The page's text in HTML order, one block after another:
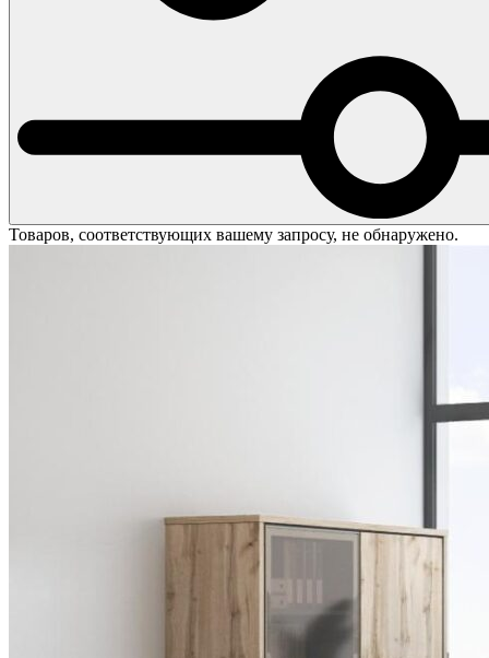
Товаров, соответствующих вашему запросу, не обнаружено.